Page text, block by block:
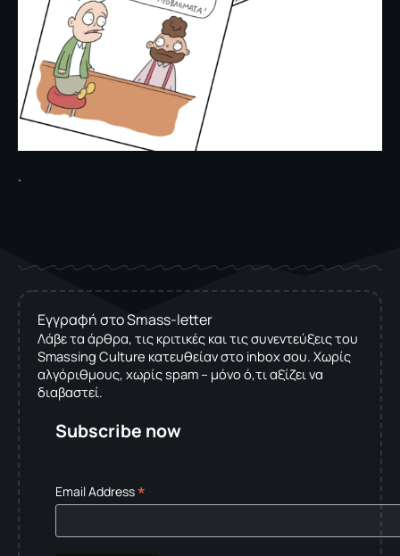
.
Εγγραφή στο Smass-letter
Λάβε τα άρθρα, τις κριτικές και τις συνεντεύξεις του
Smassing Culture κατευθείαν στο inbox σου. Χωρίς
αλγόριθμους, χωρίς spam – μόνο ό,τι αξίζει να
διαβαστεί.
Subscribe now
Email Address*